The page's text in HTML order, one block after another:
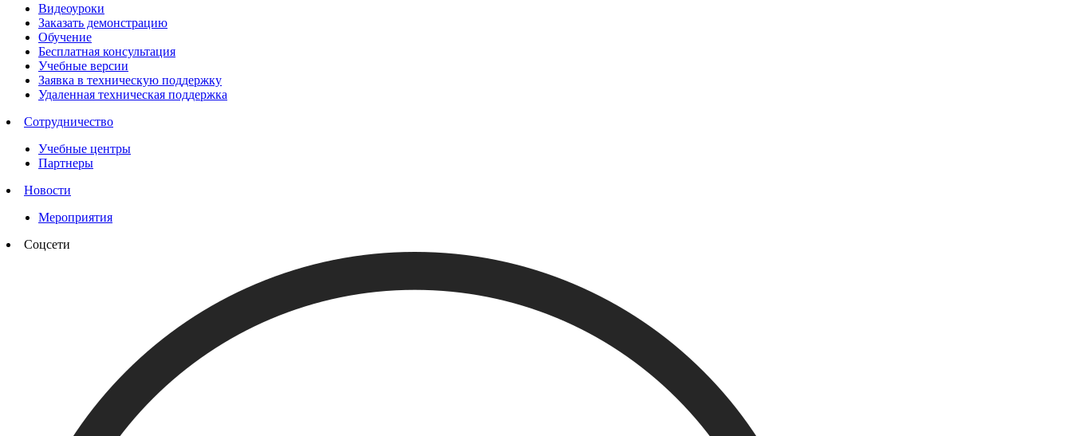
Видеоуроки
Заказать демонстрацию
Обучение
Бесплатная консультация
Учебные версии
Заявка в техническую поддержку
Удаленная техническая поддержка
Сотрудничество
Учебные центры
Партнеры
Новости
Мероприятия
Соцсети